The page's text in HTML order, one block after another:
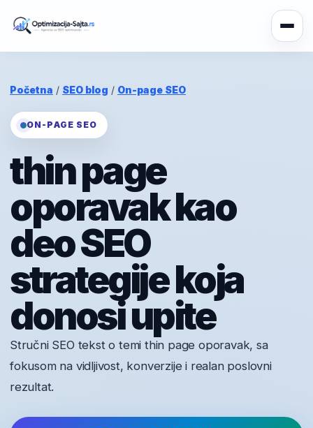
Početna / SEO blog / On-page SEO
ON-PAGE SEO
thin page
oporavak kao
deo SEO
strategije koja
donosi upite
Stručni SEO tekst o temi thin page oporavak, sa
fokusom na vidljivost, konverzije i realan poslovni
rezultat.